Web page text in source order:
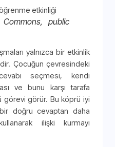
public
yalnızca bir etkinlik
Çocuğun çevresindeki
seçmesi, kendi
ve bunu karşı tarafa
görür. Bu köprü iyi
doğru cevaptan daha
ilişki kurmayı